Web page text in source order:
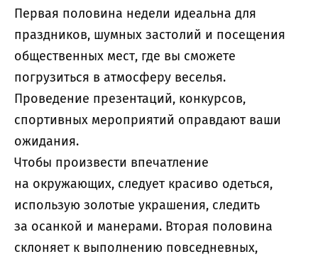
Первая половина недели идеальна для
праздников, шумных застолий и посещения
общественных мест, где вы сможете
погрузиться в атмосферу веселья.
Проведение презентаций, конкурсов,
спортивных мероприятий оправдают ваши
ожидания.
Чтобы произвести впечатление
на окружающих, следует красиво одеться,
использую золотые украшения, следить
за осанкой и манерами. Вторая половина
склоняет к выполнению повседневных,